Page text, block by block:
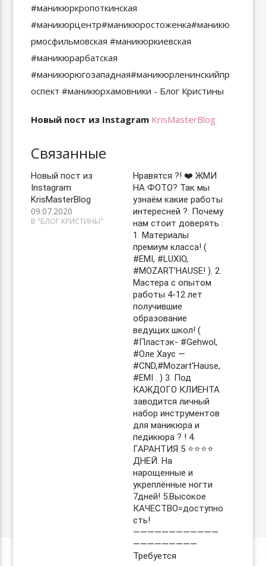
Новый пост из Instagram KrisMasterBlog
Связанные
Новый пост из
Instagram
KrisMasterBlog
09.07.2020
В "БЛОГ КРИСТИНЫ"
Нравятся ?! ❤️ ЖМИ
НА ФОТО? Так мы
узнаём какие работы
интересней ?. Почему
нам стоит доверять :
1. Материалы
премиум класса! (
#EMI, #LUXIO,
#MOZART’HAUSE! ). 2.
Мастера с опытом
работы 4-12 лет
получившие
образование
ведущих школ! (
#Пластэк- #Gehwol,
#Оле Хаус —
#CND,#Mozart’Hause,
#EMI . ) 3. Под
КАЖДОГО КЛИЕНТА
заводится личный
набор инструментов
для маникюра и
педикюра ? ! 4.
ГАРАНТИЯ 5 ⭐️⭐️⭐️⭐️
ДНЕЙ. На
нарощенные и
укреплённые ногти
7дней! 5.Высокое
КАЧЕСТВО=доступно
сть!
————————————
—————————
Требуется